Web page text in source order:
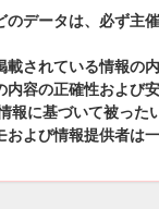
のデータは、必ず主
載されている情報の
内容の正確性および
報に基づいて被った
および情報提供者は